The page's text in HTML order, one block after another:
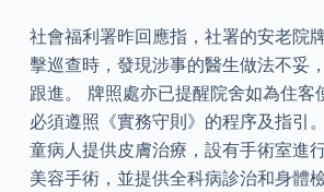
社會福利署昨回應指，社署的安老院
擊巡查時，發現涉事的醫生做法不妥
跟進。 牌照處亦已提醒院舍如為住客
必須遵照《實務守則》的程序及指引
童病人提供皮膚治療，設有手術室進
美容手術，並提供全科病診治和身體